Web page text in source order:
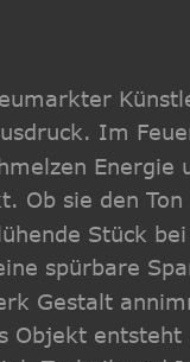
Im
Energie
Ob sie den
Stück
spürbare
Gestalt
Objekt